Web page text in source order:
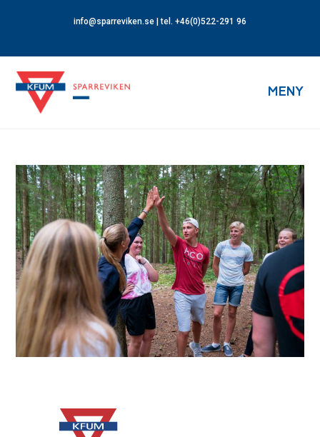
info@sparreviken.se | tel. +46(0)522-291 96
MENY